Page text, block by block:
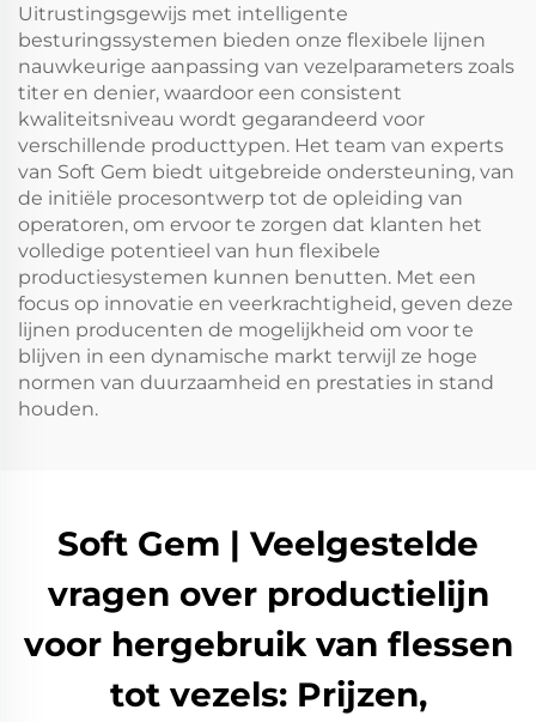
Uitrustingsgewijs met intelligente
besturingssystemen bieden onze flexibele lijnen
nauwkeurige aanpassing van vezelparameters zoals
titer en denier, waardoor een consistent
kwaliteitsniveau wordt gegarandeerd voor
verschillende producttypen. Het team van experts
van Soft Gem biedt uitgebreide ondersteuning, van
de initiële procesontwerp tot de opleiding van
operatoren, om ervoor te zorgen dat klanten het
volledige potentieel van hun flexibele
productiesystemen kunnen benutten. Met een
focus op innovatie en veerkrachtigheid, geven deze
lijnen producenten de mogelijkheid om voor te
blijven in een dynamische markt terwijl ze hoge
normen van duurzaamheid en prestaties in stand
houden.
Soft Gem | Veelgestelde
vragen over productielijn
voor hergebruik van flessen
tot vezels: Prijzen,